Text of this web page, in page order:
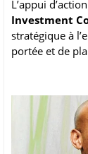
L’appui
Investment
stratégique à
portée et de